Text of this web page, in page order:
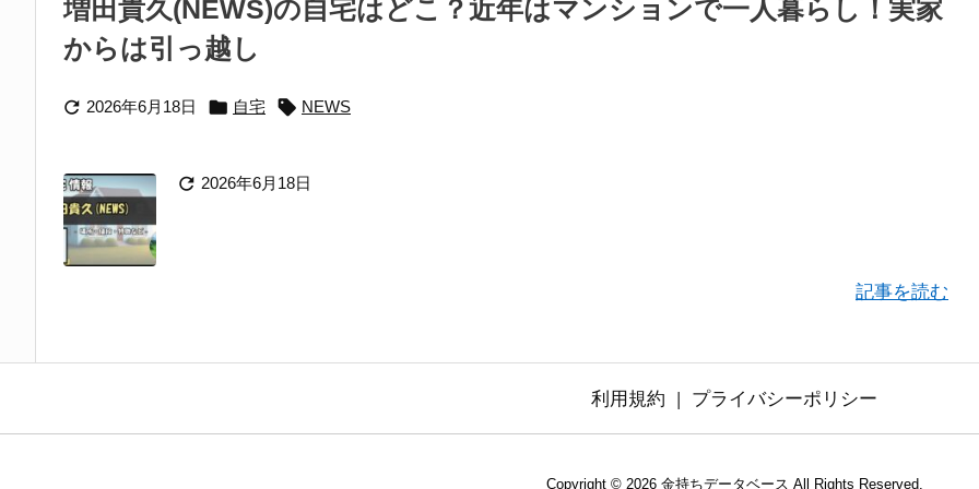
増田貴久(NEWS)の自宅はどこ？近年はマンションで一人暮らし！実家
からは引っ越し
 2026年6月18日  自宅  NEWS
 2026年6月18日
記事を読む
利用規約 プライバシーポリシー
Copyright © 2026 金持ちデータベース All Rights Reserved.